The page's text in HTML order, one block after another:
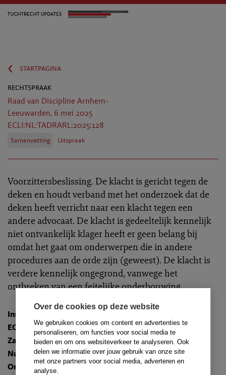
Over de cookies op deze website
We gebruiken cookies om content en advertenties te
personaliseren, om functies voor social media te
bieden en om ons websiteverkeer te analyseren. Ook
delen we informatie over jouw gebruik van onze site
met onze partners voor social media, adverteren en
analyse.
‹
startpagina
rechtspraak
Raad van Discipline Arnhem-
Leeuwarden, 6 mei 2025
ECLI:NL:TADRARL:2025:128
Samenvatting Uitspraak
Voorzittersbeslissing. De klacht is gericht tegen de
deken en houdt verband met het onderzoek dat de
deken heeft verricht naar een klacht tegen een
andere advocaat. De klacht is gedeeltelijk kennelijk
niet ontvankelijk klager heeft er geen belang bij
omdat het gaat om onderwerpen die in andere
procedures aan de orde zijn (geweest). De klacht is
verdere kennelijk ongegrond, vanwege het
ontbreken van een feitelijke onderbouwing.
Instantie
Raad van Discipline Arnhem-Leeuwarden
ECLI
ECLI:NL:TADRARL:2025:128
Zaaknummer: 25-192/AL/MN
Nummer: TR-2025-0430
Onderwerpen: 16.1. Als verweerder